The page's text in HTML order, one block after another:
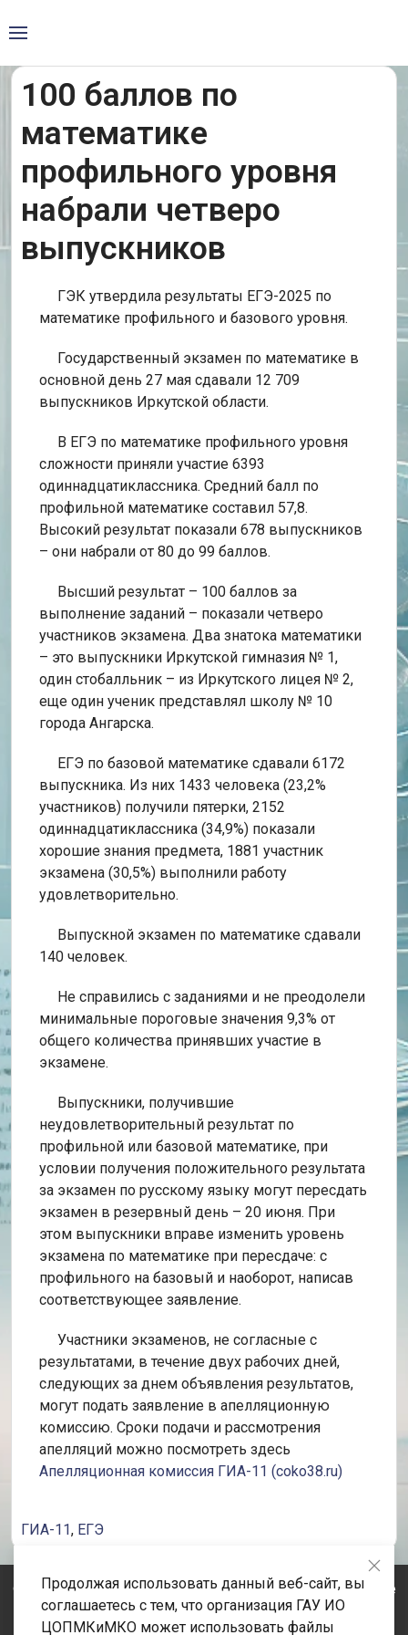
Продолжая использовать данный веб-сайт, вы
соглашаетесь с тем, что организация ГАУ ИО
ЦОПМКиМКО может использовать файлы
100 баллов по
математике
профильного уровня
набрали четверо
выпускников
ГЭК утвердила результаты ЕГЭ-2025 по
математике профильного и базового уровня.
Государственный экзамен по математике в
основной день 27 мая сдавали 12 709
выпускников Иркутской области.
В ЕГЭ по математике профильного уровня
сложности приняли участие 6393
одиннадцатиклассника. Средний балл по
профильной математике составил 57,8.
Высокий результат показали 678 выпускников
– они набрали от 80 до 99 баллов.
Высший результат – 100 баллов за
выполнение заданий – показали четверо
участников экзамена. Два знатока математики
– это выпускники Иркутской гимназия № 1,
один стобалльник – из Иркутского лицея № 2,
еще один ученик представлял школу № 10
города Ангарска.
ЕГЭ по базовой математике сдавали 6172
выпускника. Из них 1433 человека (23,2%
участников) получили пятерки, 2152
одиннадцатиклассника (34,9%) показали
хорошие знания предмета, 1881 участник
экзамена (30,5%) выполнили работу
удовлетворительно.
Выпускной экзамен по математике сдавали
140 человек.
Не справились с заданиями и не преодолели
минимальные пороговые значения 9,3% от
общего количества принявших участие в
экзамене.
Выпускники, получившие
неудовлетворительный результат по
профильной или базовой математике, при
условии получения положительного результата
за экзамен по русскому языку могут пересдать
экзамен в резервный день – 20 июня. При
этом выпускники вправе изменить уровень
экзамена по математике при пересдаче: с
профильного на базовый и наоборот, написав
соответствующее заявление.
Участники экзаменов, не согласные с
результатами, в течение двух рабочих дней,
следующих за днем объявления результатов,
могут подать заявление в апелляционную
комиссию. Сроки подачи и рассмотрения
апелляций можно посмотреть здесь
Апелляционная комиссия ГИА-11 (coko38.ru)
ГИА-11, ЕГЭ
© 2020-2026 Государственное автономное учреждение
Иркутской области «Центр оценки профессионального